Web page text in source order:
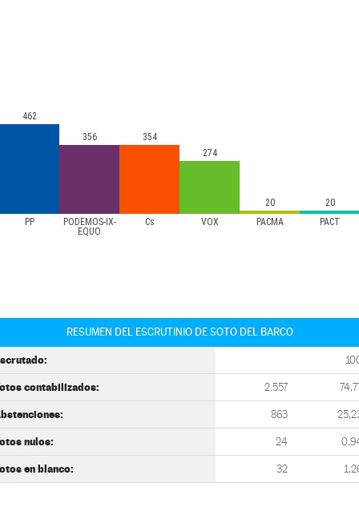
PP
PODEMOS-IX-
EQUO
Cs VOX PACMA PACT
462
356
354
274
20 20
RESUMEN DEL ESCRUTINIO DE SOTO DEL BARCO
contabilizados: 2.557
863
nulos: 24
en blanco: 32